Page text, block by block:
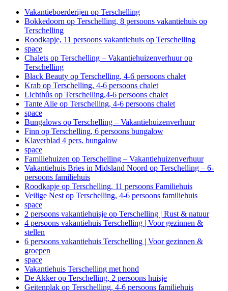
Vakantieboerderijen op Terschelling
Bokkedoorn op Terschelling, 8 persoons vakantiehuis op
Terschelling
Roodkapje, 11 persoons vakantiehuis op Terschelling
space
Chalets op Terschelling – Vakantiehuizenverhuur op
Terschelling
Black Beauty op Terschelling, 4-6 persoons chalet
Krab op Terschelling, 4-6 persoons chalet
Lichthûs op Terschelling,4-6 persoons chalet
Tante Alie op Terschelling, 4-6 persoons chalet
space
Bungalows op Terschelling – Vakantiehuizenverhuur
Finn op Terschelling, 6 persoons bungalow
Klaverblad 4 pers. bungalow
space
Familiehuizen op Terschelling – Vakantiehuizenverhuur
Vakantiehuis Bries in Midsland Noord op Terschelling – 6-
persoons familiehuis
Roodkapje op Terschelling, 11 persoons Familiehuis
Veilige Nest op Terschelling, 4-6 persoons familiehuis
space
2 persoons vakantiehuisje op Terschelling | Rust & natuur
4 persoons vakantiehuis Terschelling | Voor gezinnen &
stellen
6 persoons vakantiehuis Terschelling | Voor gezinnen &
groepen
space
Vakantiehuis Terschelling met hond
De Akker op Terschelling, 2 persoons huisje
Geitenplak op Terschelling, 4-6 persoons familiehuis